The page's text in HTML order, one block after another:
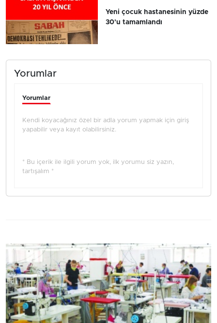
Yeni çocuk hastanesinin yüzde
30'u tamamlandı
Yorumlar
Yorumlar
Kendi koyacağınız özel bir adla yorum yapmak için giriş
yapabilir veya kayıt olabilirsiniz.
* Bu içerik ile ilgili yorum yok, ilk yorumu siz yazın,
tartışalım *